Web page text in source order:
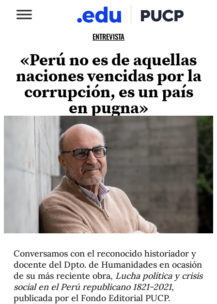
ENTREVISTA
«Perú no es de aquellas
naciones vencidas por la
corrupción, es un país
en pugna»
Conversamos con el reconocido historiador y
docente del Dpto. de Humanidades en ocasión
de su más reciente obra, Lucha política y crisis
social en el Perú republicano 1821-2021,
publicada por el Fondo Editorial PUCP.